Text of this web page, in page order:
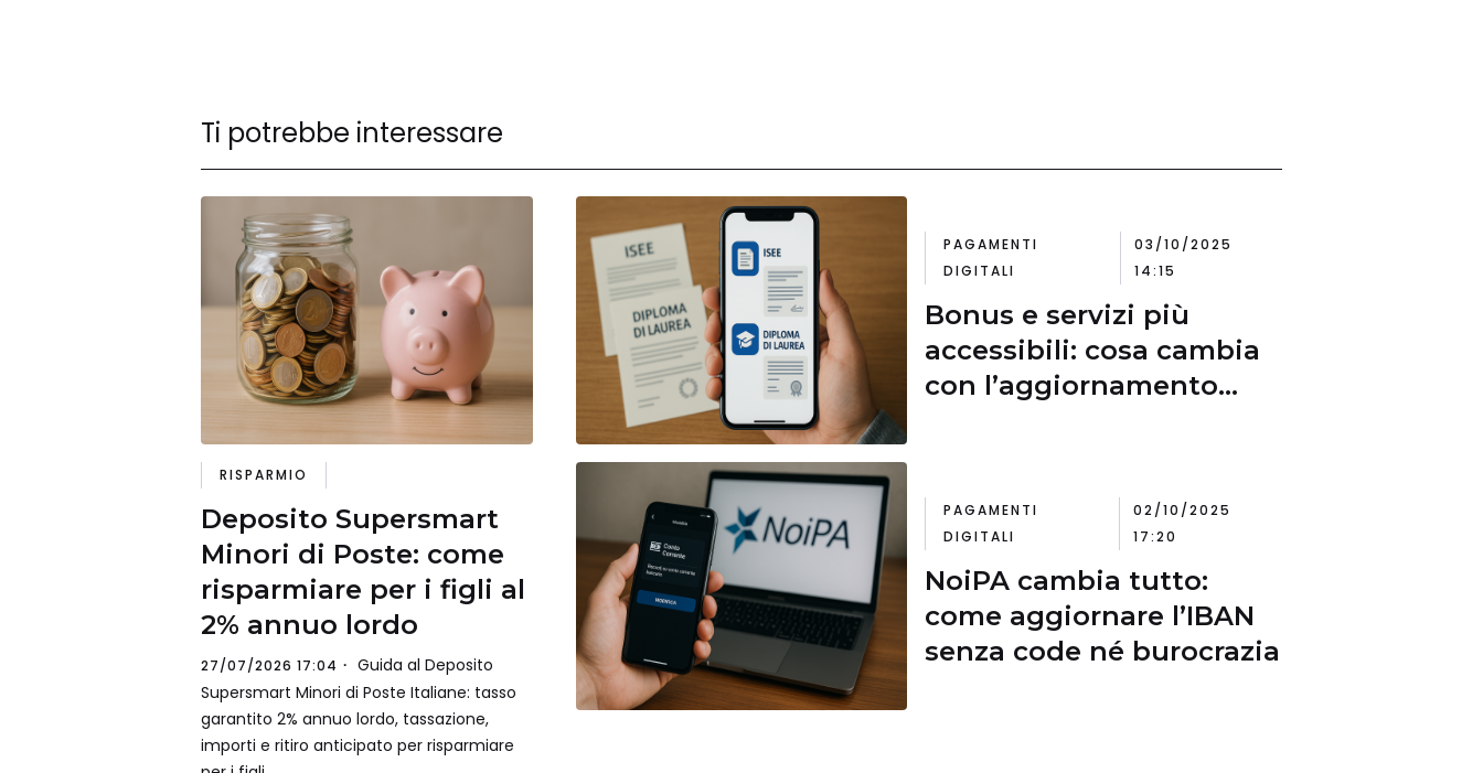
Ti potrebbe interessare
RISPARMIO
Deposito Supersmart
Minori di Poste: come
risparmiare per i figli al
2% annuo lordo
27/07/2026 17:04
Guida al Deposito
Supersmart Minori di Poste Italiane: tasso
garantito 2% annuo lordo, tassazione,
importi e ritiro anticipato per risparmiare
PAGAMENTI
DIGITALI
03/10/2025
14:15
Bonus e servizi più
accessibili: cosa cambia
con l’aggiornamento
PAGAMENTI
DIGITALI
02/10/2025
17:20
NoiPA cambia tutto:
come aggiornare l’IBAN
senza code né burocrazia